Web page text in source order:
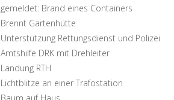
gemeldet: Brand eines Containers
Brennt Gartenhütte
Unterstützung Rettungsdienst und Polizei
Amtshilfe DRK mit Drehleiter
Landung RTH
Lichtblitze an einer Trafostation